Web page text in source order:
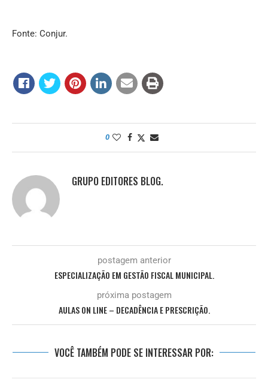
Fonte: Conjur.
0
GRUPO EDITORES BLOG.
postagem anterior
ESPECIALIZAÇÃO EM GESTÃO FISCAL MUNICIPAL.
próxima postagem
AULAS ON LINE – DECADÊNCIA E PRESCRIÇÃO.
VOCÊ TAMBÉM PODE SE INTERESSAR POR: